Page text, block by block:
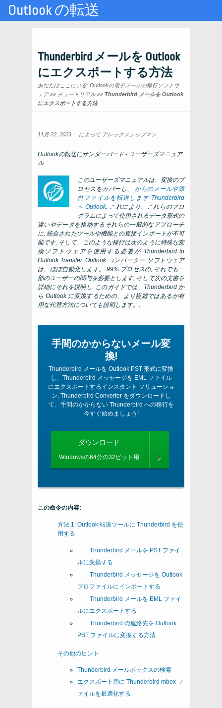
Thunderbird メールを Outlook
にエクスポートする方法
あなたはここにいる: Outlookの電子メールの移行ソフトウ
ェア»» チュートリアル»» Thunderbird メールを Outlook
にエクスポートする方法
11月 22, 2023 によって アレックスシップマン
Outlookの転送にサンダーバード - ユーザーズマニュア
ル
このユーザーズマニュアルは、変換のプ
ロセスをカバーし、 からのメールや添
付ファイルを転送します Thunderbird
へOutlook. これにより、これらのプロ
グラムによって使用されるデータ形式の
違いやデータを格納するそれらの一般的なアプローチ
に, 統合されたツールや機能との直接インポートが不可
能です, そして、このような移行は次のように特殊な変
換ソフトウェアを使用する必要が Thunderbird to
Outlook Transfer. Outlook コンバーター ソフトウェア
は、ほぼ自動化します。 99% プロセスの, それでも一
部のユーザーの関与を必要とします, そして次の文書を
詳細にそれを説明し. このガイドでは、Thunderbird か
ら Outlook に変換するための、より複雑ではあるが有
用な代替方法についても説明します。.
手間のかからないメール変
換!
Thunderbird メールを Outlook PST 形式に変換
し、Thunderbird メッセージを EML ファイル
にエクスポートするインスタント ソリューショ
ン. Thunderbird Converter をダウンロードし
て、手間のかからない Thunderbird への移行を
今すぐ始めましょう!
ダウンロード
Windowsの64分の32ビット用
この命令の内容:
方法 1: Outlook 転送ツールに Thunderbird を使
用する
Thunderbird メールを PST ファイ
ルに変換する
Thunderbird メッセージを Outlook
プロファイルにインポートする
Thunderbird メールを EML ファイ
ルにエクスポートする
Thunderbird の連絡先を Outlook
PST ファイルに変換する方法
その他のヒント
Thunderbird メールボックスの検索
エクスポート用に Thunderbird mbox フ
ァイルを最適化する
Outlook の転送